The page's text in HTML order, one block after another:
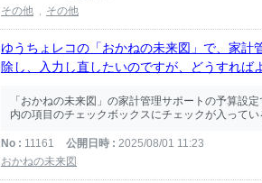
その他
その他
ゆうちょレコの「おかねの未来図」で、家計
除し、入力し直したいのですが、どうすれば
「おかねの未来図」の家計管理サポートの予算設
内の項目のチェックボックスにチェックが入って
No 11161 公開日時
2025/08/01 11:23
おかねの未来図